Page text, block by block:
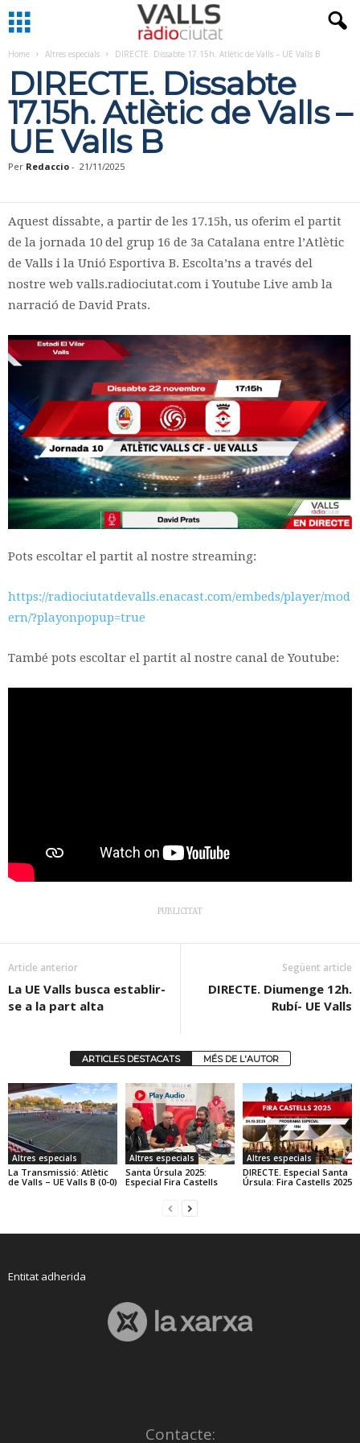
Home Altres especials DIRECTE. Dissabte 17.15h. Atlètic de Valls – UE Valls B
DIRECTE. Dissabte
17.15h. Atlètic de Valls –
UE Valls B
Per Redaccio - 21/11/2025
Aquest dissabte, a partir de les 17.15h, us oferim el partit
de la jornada 10 del grup 16 de 3a Catalana entre l’Atlètic
de Valls i la Unió Esportiva B. Escolta’ns a través del
nostre web valls.radiociutat.com i Youtube Live amb la
narració de David Prats.
Pots escoltar el partit al nostre streaming:
https://radiociutatdevalls.enacast.com/embeds/player/mod
ern/?playonpopup=true
També pots escoltar el partit al nostre canal de Youtube:
PUBLICITAT
Article anterior
La UE Valls busca establir-
se a la part alta
Següent article
DIRECTE. Diumenge 12h.
Rubí- UE Valls
ARTICLES DESTACATS MÉS DE L'AUTOR
Altres especials
La Transmissió: Atlètic
de Valls – UE Valls B (0-0)
Altres especials
Santa Úrsula 2025:
Especial Fira Castells
Altres especials
DIRECTE. Especial Santa
Úrsula: Fira Castells 2025
Entitat adherida
Contacte: